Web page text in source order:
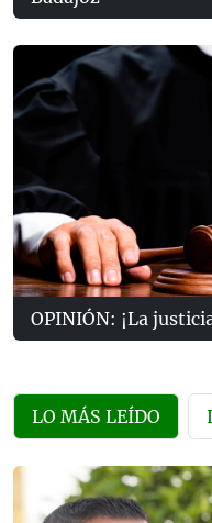
OPINIÓN: ¡La
LO MÁS LEÍDO